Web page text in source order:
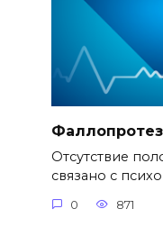
Отсутствие
связано с
0 871